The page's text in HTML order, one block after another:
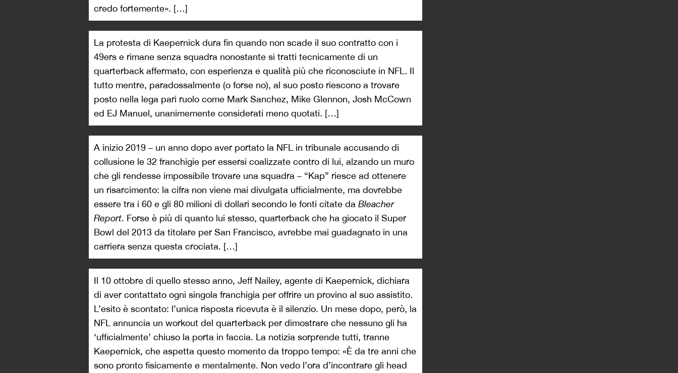
credo fortemente». […]
La protesta di Kaepernick dura fin quando non scade il suo contratto con i
49ers e rimane senza squadra nonostante si tratti tecnicamente di un
quarterback affermato, con esperienza e qualità più che riconosciute in NFL. Il
tutto mentre, paradossalmente (o forse no), al suo posto riescono a trovare
posto nella lega pari ruolo come Mark Sanchez, Mike Glennon, Josh McCown
ed EJ Manuel, unanimemente considerati meno quotati. […]
A inizio 2019 – un anno dopo aver portato la NFL in tribunale accusando di
collusione le 32 franchigie per essersi coalizzate contro di lui, alzando un muro
che gli rendesse impossibile trovare una squadra – “Kap” riesce ad ottenere
un risarcimento: la cifra non viene mai divulgata ufficialmente, ma dovrebbe
essere tra i 60 e gli 80 milioni di dollari secondo le fonti citate da Bleacher
Report. Forse è più di quanto lui stesso, quarterback che ha giocato il Super
Bowl del 2013 da titolare per San Francisco, avrebbe mai guadagnato in una
carriera senza questa crociata. […]
Il 10 ottobre di quello stesso anno, Jeff Nailey, agente di Kaepernick, dichiara
di aver contattato ogni singola franchigia per offrire un provino al suo assistito.
L’esito è scontato: l’unica risposta ricevuta è il silenzio. Un mese dopo, però, la
NFL annuncia un workout del quarterback per dimostrare che nessuno gli ha
‘ufficialmente’ chiuso la porta in faccia. La notizia sorprende tutti, tranne
Kaepernick, che aspetta questo momento da troppo tempo: «È da tre anni che
sono pronto fisicamente e mentalmente. Non vedo l’ora d’incontrare gli head